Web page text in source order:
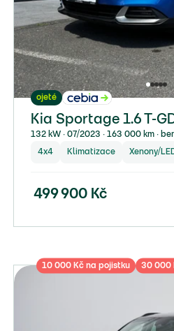
ojeté
Kia Sportage 1.6 T-
132 kW ∙ 07/2023 ∙ 163 000 km ∙
4x4 Klimatizace Xenony/
499 900 Kč
10 000 Kč na pojistku 30 000